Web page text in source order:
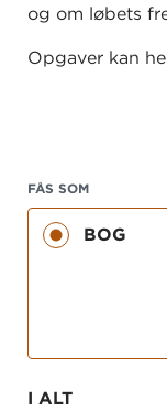
og om løbets
Opgaver kan
FÅS SOM
BOG
I ALT